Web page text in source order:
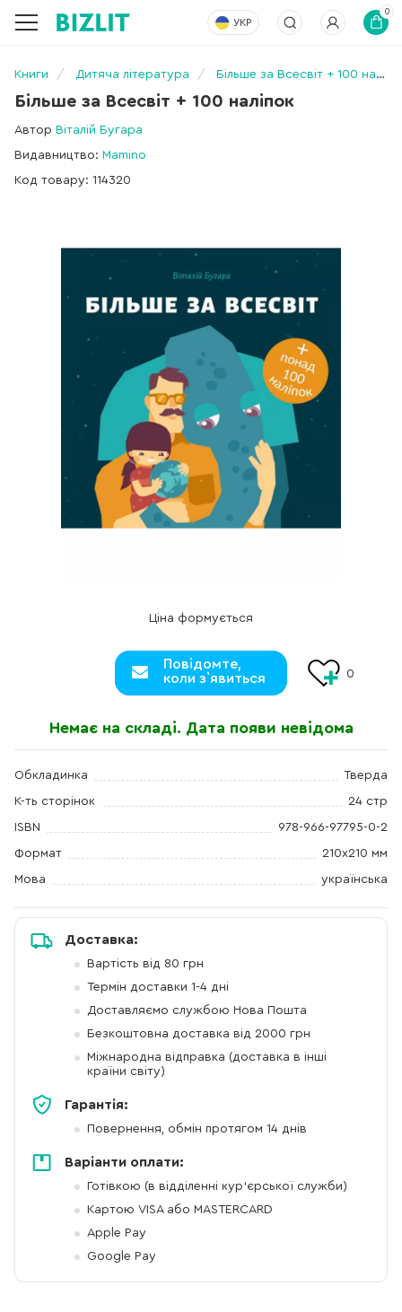
УКР
0
Книги Дитяча література Більше за Всесвіт + 100 наліпок
Більше за Всесвіт + 100 наліпок
Автор Віталій Бугара
Видавництво: Mamino
Код товару: 114320
Ціна формується
Повідомте,
коли з`явиться
0
Немає на складі. Дата появи невідома
Обкладинка Тверда
К-ть сторінок 24 стр
ISBN 978-966-97795-0-2
Формат 210x210 мм
Мова українська
Доставка:
Вартість від 80 грн
Термін доставки 1-4 дні
Доставляємо службою Нова Пошта
Безкоштовна доставка від 2000 грн
Міжнародна відправка (доставка в інші
країни світу)
Гарантія:
Повернення, обмін протягом 14 днів
Варіанти оплати:
Готівкою (в відділенні кур'єрської служби)
Картою VISA або MASTERCARD
Apple Pay
Google Pay